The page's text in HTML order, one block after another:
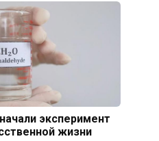
эксперимент
жизни